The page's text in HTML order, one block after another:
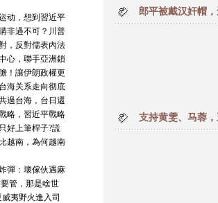
动，想到習近平
非過不可？川普
，反對儒表內法
心，聯手亞洲鎖
！讓伊朗政權更
海关系走向彻底
過台海，台日還
略，習近平戰略
好上筆桿子?謊
越南，為何越南
彈：壞傢伙遇麻
管，那是啥世
威夷野火進入司
郎平被戴汉奸帽
支持黄雯、马蓉